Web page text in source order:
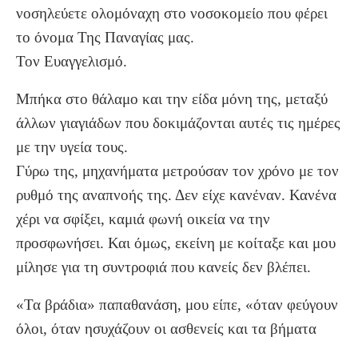
νοσηλεύετε ολομόναχη στο νοσοκομείο που φέρει
το όνομα Της Παναγίας μας.
Τον Ευαγγελισμό.
Μπήκα στο θάλαμο και την είδα μόνη της, μεταξύ
άλλων γιαγιάδων που δοκιμάζονται αυτές τις ημέρες
με την υγεία τους.
Γύρω της, μηχανήματα μετρούσαν τον χρόνο με τον
ρυθμό της αναπνοής της. Δεν είχε κανέναν. Κανένα
χέρι να σφίξει, καμιά φωνή οικεία να την
προσφωνήσει. Και όμως, εκείνη με κοίταξε και μου
μίλησε για τη συντροφιά που κανείς δεν βλέπει.
«Τα βράδια» παπαθανάση, μου είπε, «όταν φεύγουν
όλοι, όταν ησυχάζουν οι ασθενείς και τα βήματα